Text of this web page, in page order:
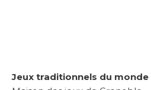
Jeux traditionnels du monde